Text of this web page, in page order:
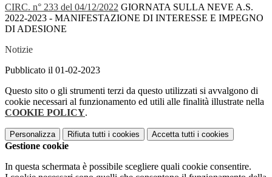
CIRC. n° 233 del 04/12/2022 GIORNATA SULLA NEVE A.S.
2022-2023 - MANIFESTAZIONE DI INTERESSE E IMPEGNO
DI ADESIONE
Notizie
Pubblicato il 01-02-2023
Questo sito o gli strumenti terzi da questo utilizzati si avvalgono di
cookie necessari al funzionamento ed utili alle finalità illustrate nella
COOKIE POLICY.
Personalizza Rifiuta tutti i cookies Accetta tutti i cookies
Gestione cookie
In questa schermata è possibile scegliere quali cookie consentire.